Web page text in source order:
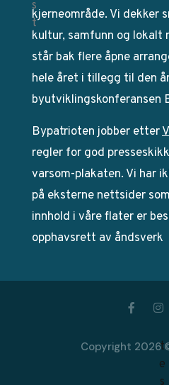
kjerneområde. Vi dekker
kultur, samfunn og lokalt
står bak flere åpne
hele året i tillegg til den
byutviklingskonferansen
Bypatrioten jobber etter
regler for god
varsom-plakaten. Vi har
på eksterne nettsider
innhold i våre flater er
opphavsrett av åndsverk
Copyright 2026